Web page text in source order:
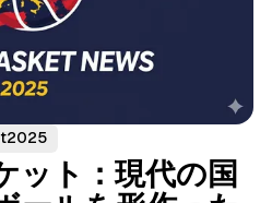
ット：現代の国